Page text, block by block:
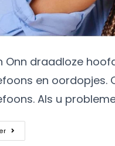
Onn draadloze
en oordopjes.
Als u